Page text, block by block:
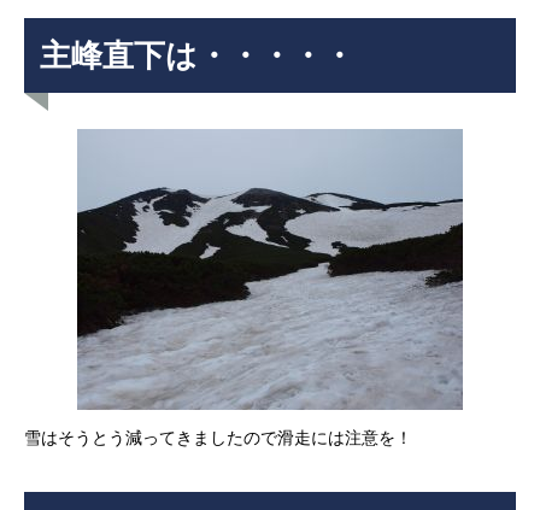
主峰直下は・・・・・
雪はそうとう減ってきましたので滑走には注意を！